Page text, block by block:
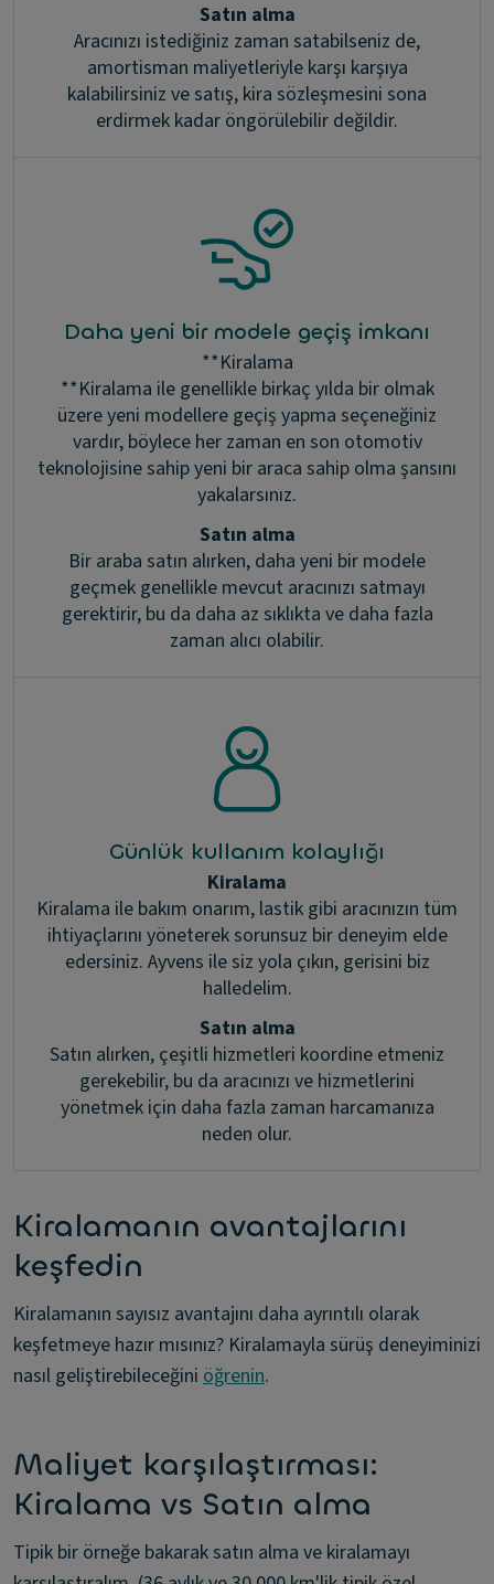
Satın alma
Aracınızı istediğiniz zaman satabilseniz de,
amortisman maliyetleriyle karşı karşıya
kalabilirsiniz ve satış, kira sözleşmesini sona
erdirmek kadar öngörülebilir değildir.
Daha yeni bir modele geçiş imkanı
**Kiralama
**Kiralama ile genellikle birkaç yılda bir olmak
üzere yeni modellere geçiş yapma seçeneğiniz
vardır, böylece her zaman en son otomotiv
teknolojisine sahip yeni bir araca sahip olma şansını
yakalarsınız.
Satın alma
Bir araba satın alırken, daha yeni bir modele
geçmek genellikle mevcut aracınızı satmayı
gerektirir, bu da daha az sıklıkta ve daha fazla
zaman alıcı olabilir.
Günlük kullanım kolaylığı
Kiralama
Kiralama ile bakım onarım, lastik gibi aracınızın tüm
ihtiyaçlarını yöneterek sorunsuz bir deneyim elde
edersiniz. Ayvens ile siz yola çıkın, gerisini biz
halledelim.
Satın alma
Satın alırken, çeşitli hizmetleri koordine etmeniz
gerekebilir, bu da aracınızı ve hizmetlerini
yönetmek için daha fazla zaman harcamanıza
neden olur.
Kiralamanın avantajlarını
keşfedin
Kiralamanın sayısız avantajını daha ayrıntılı olarak
keşfetmeye hazır mısınız? Kiralamayla sürüş deneyiminizi
nasıl geliştirebileceğini öğrenin.
Maliyet karşılaştırması:
Kiralama vs Satın alma
Tipik bir örneğe bakarak satın alma ve kiralamayı